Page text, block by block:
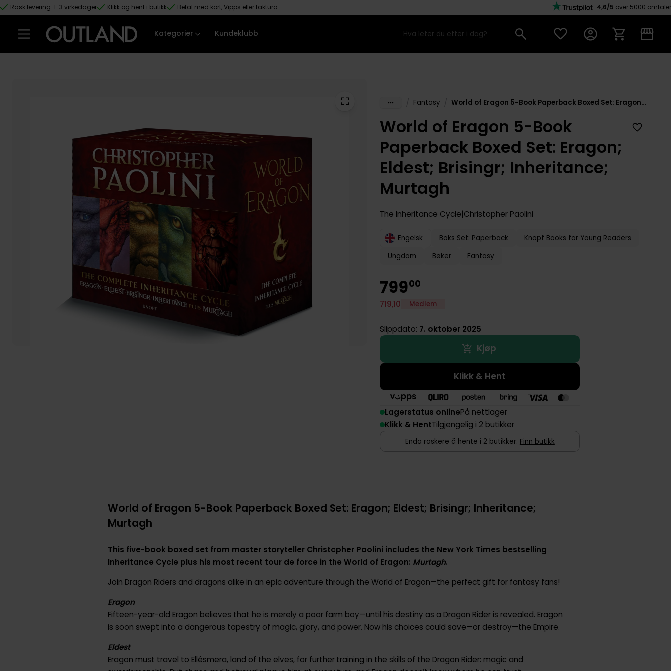
Hopp til hovedinnhold
Rask levering: 1-3 virkedager Klikk og hent i butikk Betal med kort, Vipps eller faktura 4,6/5 over 5000 omtaler
Kategorier Kundeklubb
Fantasy World of Eragon 5-Book Paperback Boxed Set: Eragon; Eldest; Brisingr; Inheritance; Murtagh
World of Eragon 5-Book
Paperback Boxed Set: Eragon;
Eldest; Brisingr; Inheritance;
Murtagh
The Inheritance Cycle Christopher Paolini
Engelsk Boks Set: Paperback
Knopf Books for Young Readers
Ungdom
Bøker Fantasy
79900
719,10 Medlem
Slippdato: 7. oktober 2025
Kjøp
Klikk & Hent
Lagerstatus onlinePå nettlager
Klikk & HentTilgjengelig i 2 butikker
Enda raskere å hente i 2 butikker. Finn butikk
World of Eragon 5-Book Paperback Boxed Set: Eragon; Eldest; Brisingr; Inheritance;
Murtagh
This five-book boxed set from master storyteller Christopher Paolini includes the New York Times bestselling
Inheritance Cycle plus his most recent tour de force in the World of Eragon: Murtagh.
Join Dragon Riders and dragons alike in an epic adventure through the World of Eragon—the perfect gift for fantasy fans!
Eragon
Fifteen-year-old Eragon believes that he is merely a poor farm boy—until his destiny as a Dragon Rider is revealed. Eragon
is soon swept into a dangerous tapestry of magic, glory, and power. Now his choices could save—or destroy—the Empire.
Eldest
Eragon must travel to Ellésmera, land of the elves, for further training in the skills of the Dragon Rider: magic and